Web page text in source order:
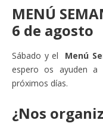
MENÚ
6 de agosto
Sábado y el Menú
espero os ayuden
próximos días.
¿Nos